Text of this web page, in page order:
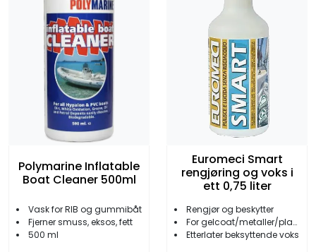
Polymarine Inflatable
Boat Cleaner 500ml
Vask for RIB og gummibåt
Fjerner smuss, eksos, fett
500 ml
Euromeci Smart
rengjøring og voks i
ett 0,75 liter
Rengjør og beskytter
For gelcoat/metaller/plast/gummi etc.
Etterlater beksyttende voks